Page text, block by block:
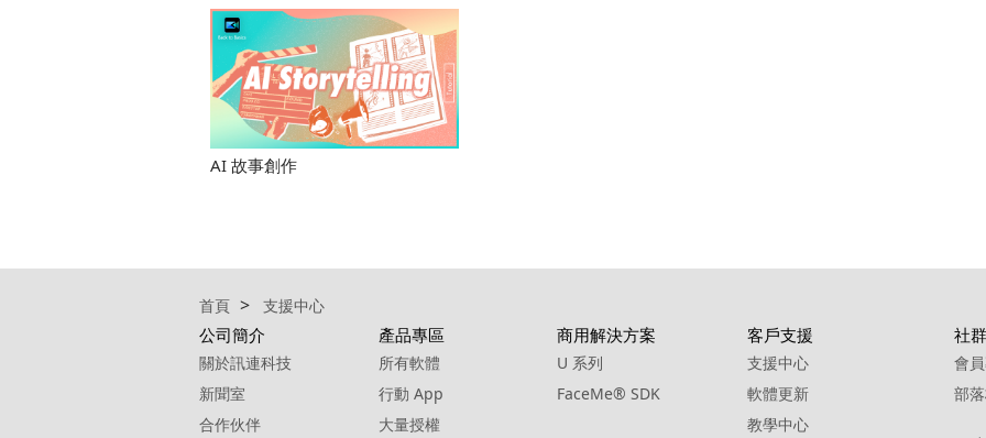
AI 故事創作
首頁 支援中心
公司簡介
關於訊連科技
新聞室
合作伙伴
產品專區
所有軟體
行動 App
大量授權
商用解決方案
U 系列
FaceMe® SDK
客戶支援
支援中心
軟體更新
教學中心
社
會
部